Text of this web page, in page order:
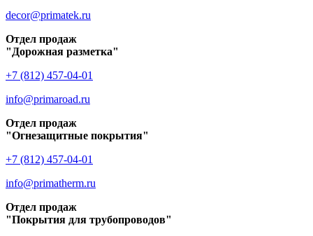
decor@primatek.ru
Отдел продаж
"Дорожная разметка"
+7 (812) 457-04-01
info@primaroad.ru
Отдел продаж
"Огнезащитные покрытия"
+7 (812) 457-04-01
info@primatherm.ru
Отдел продаж
"Покрытия для трубопроводов"